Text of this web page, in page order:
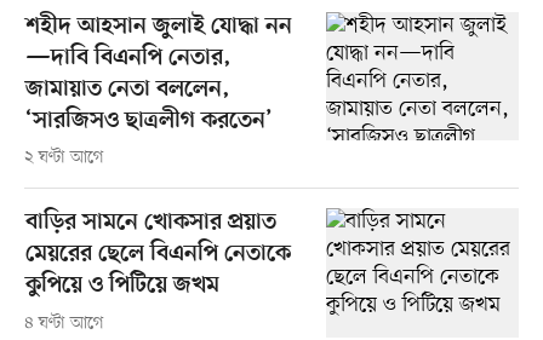
শহীদ আহসান জুলাই যোদ্ধা নন
—দাবি বিএনপি নেতার,
জামায়াত নেতা বললেন,
‘সারজিসও ছাত্রলীগ করতেন’
২ ঘণ্টা আগে
বাড়ির সামনে খোকসার প্রয়াত
মেয়রের ছেলে বিএনপি নেতাকে
কুপিয়ে ও পিটিয়ে জখম
৪ ঘণ্টা আগে